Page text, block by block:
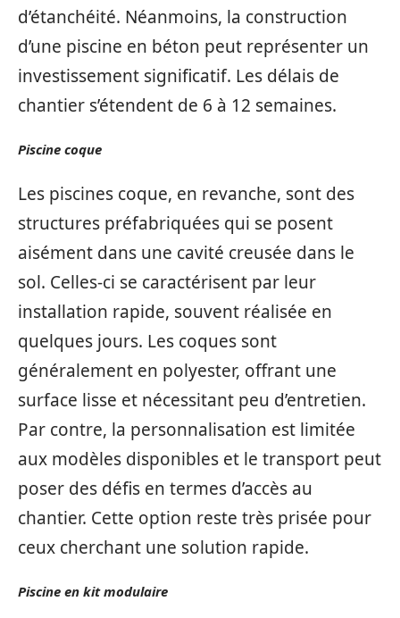
d’étanchéité. Néanmoins, la construction
d’une piscine en béton peut représenter un
investissement significatif. Les délais de
chantier s’étendent de 6 à 12 semaines.
Piscine coque
Les piscines coque, en revanche, sont des
structures préfabriquées qui se posent
aisément dans une cavité creusée dans le
sol. Celles-ci se caractérisent par leur
installation rapide, souvent réalisée en
quelques jours. Les coques sont
généralement en polyester, offrant une
surface lisse et nécessitant peu d’entretien.
Par contre, la personnalisation est limitée
aux modèles disponibles et le transport peut
poser des défis en termes d’accès au
chantier. Cette option reste très prisée pour
ceux cherchant une solution rapide.
Piscine en kit modulaire